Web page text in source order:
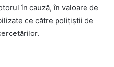
în cauză, în valoare de
de către polițiștii de